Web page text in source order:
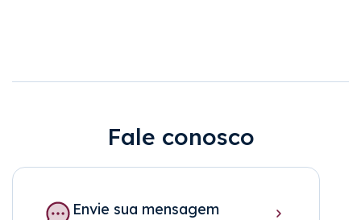
Fale conosco
Envie sua mensagem